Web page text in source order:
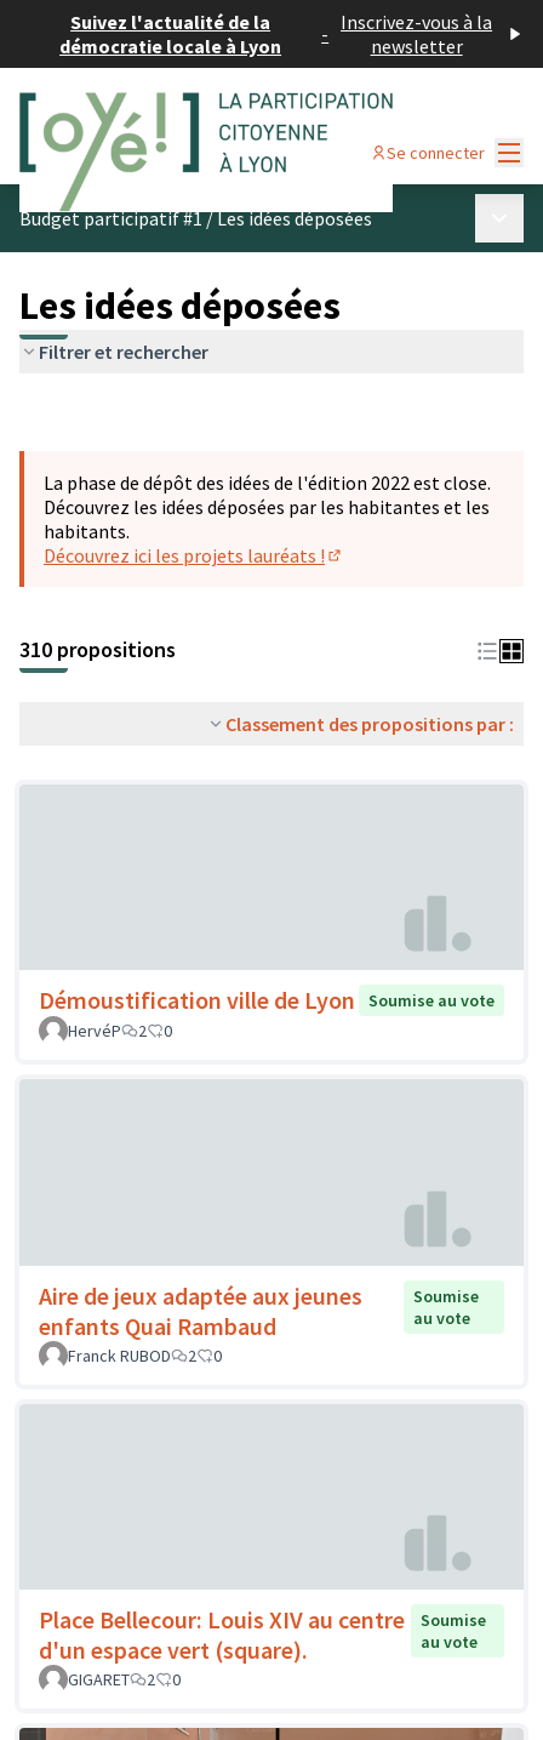
Suivez l'actualité de la
démocratie locale à Lyon
- Inscrivez-vous à la
newsletter
Se connecter
Budget participatif #1/Les idées déposées
Les idées déposées
Filtrer et rechercher
La phase de dépôt des idées de l'édition 2022 est close.
Découvrez les idées déposées par les habitantes et les
habitants.
Découvrez ici les projets lauréats !
310 propositions
Classement des propositions par :
Démoustification ville de Lyon
Soumise au vote
HervéP
2 0
Aire de jeux adaptée aux jeunes
enfants Quai Rambaud
Soumise
au vote
Franck RUBOD
2 0
Place Bellecour: Louis XIV au centre
d'un espace vert (square).
Soumise
au vote
GIGARET
2 0